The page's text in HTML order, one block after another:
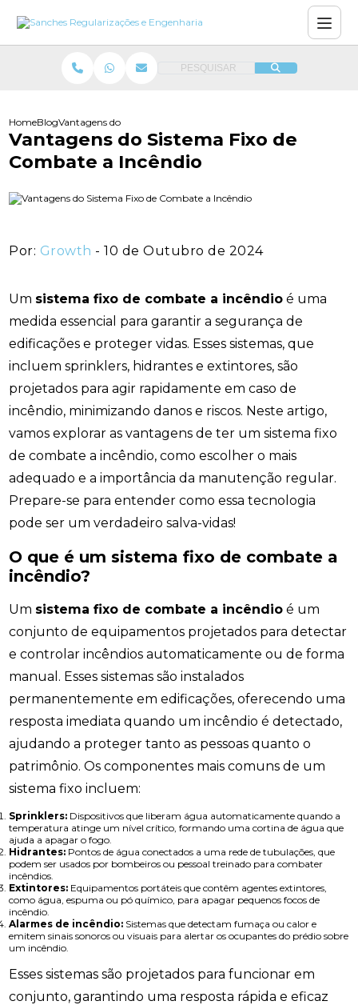
PESQUISAR
HomeBlogVantagens do Sistema Fixo de Combate a Incêndio
Vantagens do Sistema Fixo de
Combate a Incêndio
Por: Growth - 10 de Outubro de 2024
Um sistema fixo de combate a incêndio é uma
medida essencial para garantir a segurança de
edificações e proteger vidas. Esses sistemas, que
incluem sprinklers, hidrantes e extintores, são
projetados para agir rapidamente em caso de
incêndio, minimizando danos e riscos. Neste artigo,
vamos explorar as vantagens de ter um sistema fixo
de combate a incêndio, como escolher o mais
adequado e a importância da manutenção regular.
Prepare-se para entender como essa tecnologia
pode ser um verdadeiro salva-vidas!
O que é um sistema fixo de combate a
incêndio?
Um sistema fixo de combate a incêndio é um
conjunto de equipamentos projetados para detectar
e controlar incêndios automaticamente ou de forma
manual. Esses sistemas são instalados
permanentemente em edificações, oferecendo uma
resposta imediata quando um incêndio é detectado,
ajudando a proteger tanto as pessoas quanto o
patrimônio. Os componentes mais comuns de um
sistema fixo incluem:
Sprinklers: Dispositivos que liberam água automaticamente quando a
temperatura atinge um nível crítico, formando uma cortina de água que
ajuda a apagar o fogo.
Hidrantes: Pontos de água conectados a uma rede de tubulações, que
podem ser usados por bombeiros ou pessoal treinado para combater
incêndios.
Extintores: Equipamentos portáteis que contêm agentes extintores,
como água, espuma ou pó químico, para apagar pequenos focos de
incêndio.
Alarmes de incêndio: Sistemas que detectam fumaça ou calor e
emitem sinais sonoros ou visuais para alertar os ocupantes do prédio sobre
um incêndio.
Esses sistemas são projetados para funcionar em
conjunto, garantindo uma resposta rápida e eficaz